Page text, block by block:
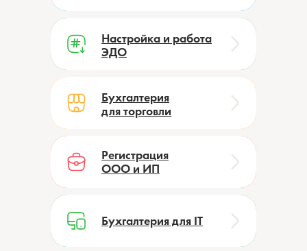
Бухгалтерия для IT
Бухгалтерия для IT
Регистрация
ООО и ИП
Регистрация
ООО и ИП
Бухгалтерия
для торговли
Бухгалтерия
для торговли
Настройка и работа
ЭДО
Настройка и работа
ЭДО